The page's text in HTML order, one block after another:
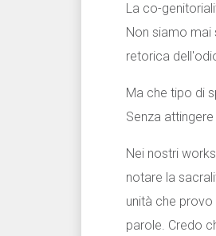
La co-
Non siamo
retorica
Ma che tipo di
Senza
Nei nostri
notare la
unità che
parole. Credo